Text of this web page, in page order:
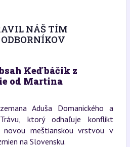
NÁŠ TÍM
Keď báčik z
od Martina
Aduša Domanického a
ktorý odhaľuje konflikt
meštianskou vrstvou v
na Slovensku.